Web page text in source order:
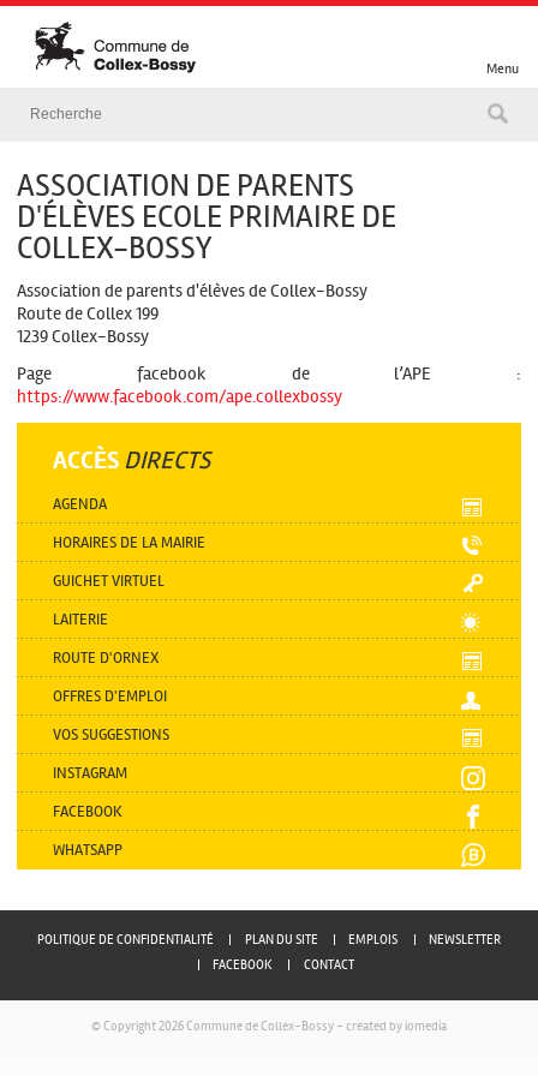
Menu
ASSOCIATION DE PARENTS
D'ÉLÈVES ECOLE PRIMAIRE DE
COLLEX-BOSSY
Association de parents d'élèves de Collex-Bossy
Route de Collex 199
1239 Collex-Bossy
Page facebook de l’APE :
https://www.facebook.com/ape.collexbossy
ACCÈS DIRECTS
AGENDA
HORAIRES DE LA MAIRIE
GUICHET VIRTUEL
LAITERIE
ROUTE D'ORNEX
OFFRES D'EMPLOI
VOS SUGGESTIONS
INSTAGRAM
FACEBOOK
WHATSAPP
POLITIQUE DE CONFIDENTIALITÉ PLAN DU SITE EMPLOIS
NEWSLETTER
FACEBOOK
CONTACT
© Copyright 2026 Commune de Collex-Bossy - created by iomedia